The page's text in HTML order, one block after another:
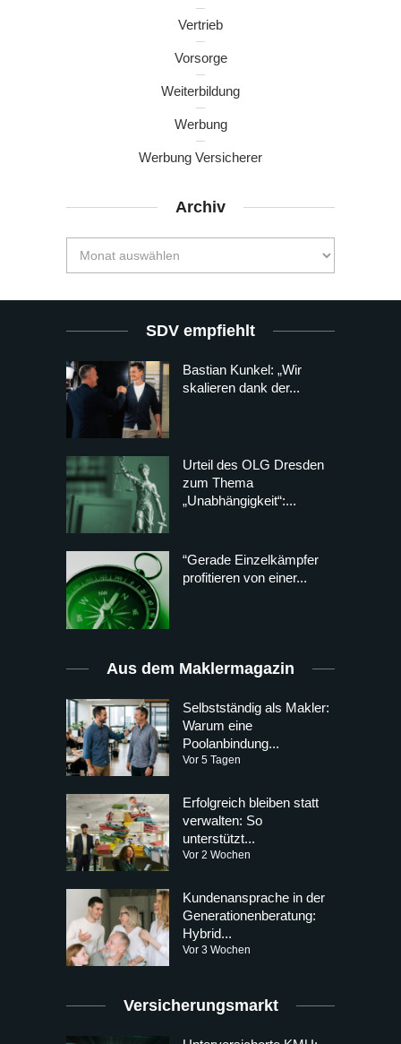
Vertrieb
Vorsorge
Weiterbildung
Werbung
Werbung Versicherer
Archiv
SDV empfiehlt
Bastian Kunkel: „Wir
skalieren dank der...
Urteil des OLG Dresden
zum Thema
„Unabhängigkeit“:...
“Gerade Einzelkämpfer
profitieren von einer...
Aus dem Maklermagazin
Selbstständig als Makler:
Warum eine
Poolanbindung...
Vor 5 Tagen
Erfolgreich bleiben statt
verwalten: So
unterstützt...
Vor 2 Wochen
Kundenansprache in der
Generationenberatung:
Hybrid...
Vor 3 Wochen
Versicherungsmarkt